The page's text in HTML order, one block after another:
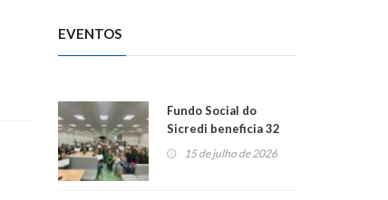
EVENTOS
Fundo Social do
Sicredi beneficia 32
projetos em
15 de julho de 2026